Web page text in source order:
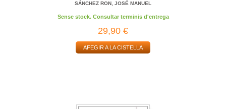
SÁNCHEZ RON, JOSÉ MANUEL
Sense stock. Consultar terminis d'entrega
29,90 €
AFEGIR A LA CISTELLA